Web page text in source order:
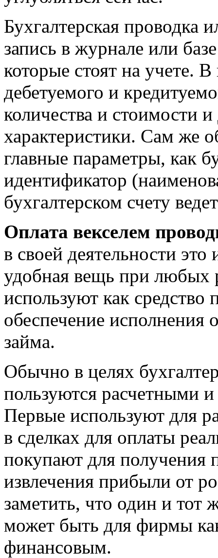
Бухгалтерская проводка
запись в журнале или
которые стоят на учете.
дебетуемого и
количества и стоимости
характеристики. Сам же
главные параметры, как
идентификатор
бухгалтерском счету
Оплата векселем
в своей деятельности
удобная вещь при любых
используют как средство
обеспечение исполнения
займа.
Обычно в целях
пользуются расчетными
Первые используют для
в сделках для оплаты
покупают для получения
извлечения прибыли от
заметить, что один и тот
может быть для фирмы
финансовым.